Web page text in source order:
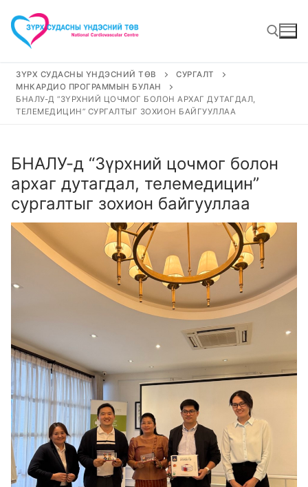
content
Search for:
ЗҮРХ СУДАСНЫ ҮНДЭСНИЙ ТӨВ
СУРГАЛТ
МНКАРДИО ПРОГРАММЫН БУЛАН
БНАЛУ-Д “ЗҮРХНИЙ ЦОЧМОГ БОЛОН АРХАГ ДУТАГДАЛ,
ТЕЛЕМЕДИЦИН” СУРГАЛТЫГ ЗОХИОН БАЙГУУЛЛАА
БНАЛУ-д “Зүрхний цочмог болон
архаг дутагдал, телемедицин”
сургалтыг зохион байгууллаа